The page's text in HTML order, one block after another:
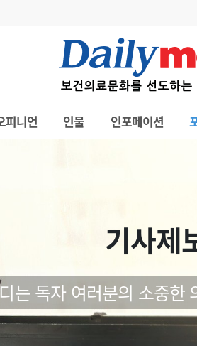
피니언 인물 인포메이션
6
관
의과
10 약가
사고
수첩
기사제
는 독자 여러분의 소중한